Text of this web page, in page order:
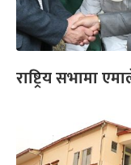
राष्ट्रिय सभामा